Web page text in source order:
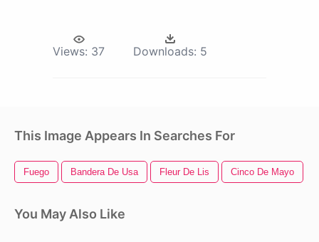
Views: 37 Downloads: 5
This Image Appears In Searches For
Fuego Bandera De Usa Fleur De Lis Cinco De Mayo
You May Also Like